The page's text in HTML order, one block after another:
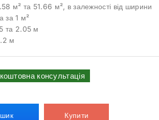
м² та 51.66 м², в залежності від ширини
за 1 м²
та 2.05 м
м
Купити
консультація